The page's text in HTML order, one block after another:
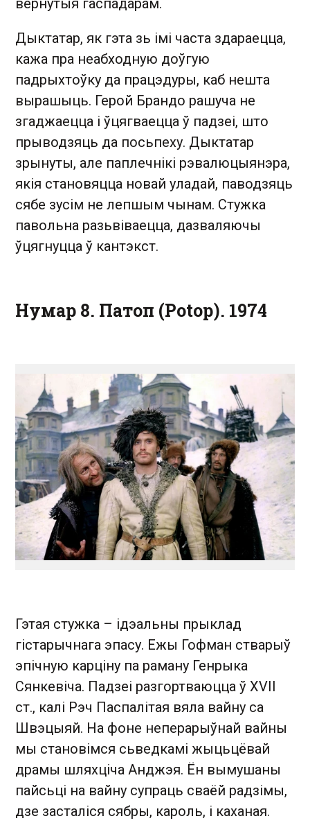
Дыктатар, як гэта зь імі часта здараецца,
кажа пра неабходную доўгую
падрыхтоўку да працэдуры, каб нешта
вырашыць. Герой Брандо рашуча не
згаджаецца і ўцягваецца ў падзеі, што
прыводзяць да посьпеху. Дыктатар
зрынуты, але паплечнікі рэвалюцыянэра,
якія становяцца новай уладай, паводзяць
сябе зусім не лепшым чынам. Стужка
павольна разьвіваецца, дазваляючы
ўцягнуцца ў кантэкст.
Нумар 8. Патоп (Potop). 1974
Гэтая стужка – ідэальны прыклад
гістарычнага эпасу. Ежы Гофман стварыў
эпічную карціну па раману Генрыка
Сянкевіча. Падзеі разгортваюцца ў XVII
ст., калі Рэч Паспалітая вяла вайну са
Швэцыяй. На фоне неперарыўнай вайны
мы становімся сьведкамі жыцьцёвай
драмы шляхціча Анджэя. Ён вымушаны
пайсьці на вайну супраць сваёй радзімы,
дзе засталіся сябры, кароль, і каханая.